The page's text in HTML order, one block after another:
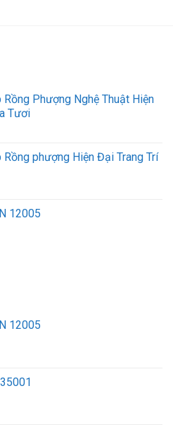
Rồng Phượng Nghệ Thuật Hiện
Tươi
Rồng phượng Hiện Đại Trang Trí
12005
12005